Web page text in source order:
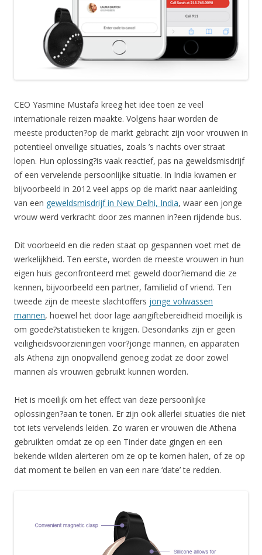
CEO Yasmine Mustafa kreeg het idee toen ze veel
internationale reizen maakte. Volgens haar worden de
meeste producten?op de markt gebracht zijn voor vrouwen in
potentieel onveilige situaties, zoals ’s nachts over straat
lopen. Hun oplossing?is vaak reactief, pas na geweldsmisdrijf
of een vervelende persoonlijke situatie. In India kwamen er
bijvoorbeeld in 2012 veel apps op de markt naar aanleiding
van een geweldsmisdrijf in New Delhi, India, waar een jonge
vrouw werd verkracht door zes mannen in?een rijdende bus.
Dit voorbeeld en die reden staat op gespannen voet met de
werkelijkheid. Ten eerste, worden de meeste vrouwen in hun
eigen huis geconfronteerd met geweld door?iemand die ze
kennen, bijvoorbeeld een partner, familielid of vriend. Ten
tweede zijn de meeste slachtoffers jonge volwassen
mannen, hoewel het door lage aangiftebereidheid moeilijk is
om goede?statistieken te krijgen. Desondanks zijn er geen
veiligheidsvoorzieningen voor?jonge mannen, en apparaten
als Athena zijn onopvallend genoeg zodat ze door zowel
mannen als vrouwen gebruikt kunnen worden.
Het is moeilijk om het effect van deze persoonlijke
oplossingen?aan te tonen. Er zijn ook allerlei situaties die niet
tot iets vervelends leiden. Zo waren er vrouwen die Athena
gebruikten omdat ze op een Tinder date gingen en een
bekende wilden alerteren om ze op te komen halen, of ze op
dat moment te bellen en van een nare ‘date’ te redden.